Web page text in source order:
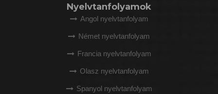
Nyelvtanfolyamok
Angol nyelvtanfolyam
Német nyelvtanfolyam
Francia nyelvtanfolyam
Olasz nyelvtanfolyam
Spanyol nyelvtanfolyam